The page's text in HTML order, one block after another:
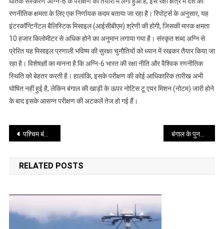
तक
मार
करने
वाली
अग्नि-6
की
तैयारी
रणनीतिक क्षमता के लिए एक निर्णायक कदम बताया जा रहा है। रिपोर्ट्स के अनुसार, यह
इंटरकॉन्टिनेंटल बैलिस्टिक मिसाइल (आईसीबीएम) श्रेणी की होगी, जिसकी मारक क्षमता
10 हजार किलोमीटर से अधिक होने का अनुमान लगाया गया है। संस्कृत शब्द अग्नि से
प्रेरित यह मिसाइल प्रणाली भविष्य की सुरक्षा चुनौतियों को ध्यान में रखकर तैयार किया जा
रहा है। विशेषज्ञों का मानना है कि अग्नि-6 भारत की रक्षा नीति और वैश्विक रणनीतिक
स्थिति को बेहतर करती है। हालांकि, इसके परीक्षण की कोई आधिकारिक तारीख अभी
घोषित नहीं हुई है, लेकिन बंगाल की खाड़ी के ऊपर नोटिस टू एयर मिशन (नोटम) जारी होने
के बाद इसके आसन्न परीक्षण की अटकलें तेज हो गई हैं।
Post
navigation
पश्चिम बंगाल में नई सरकार का गठन, सुवेंदु अधिकारी आज लेंगे मुख्यमंत्री पद की शपथ
RELATED POSTS